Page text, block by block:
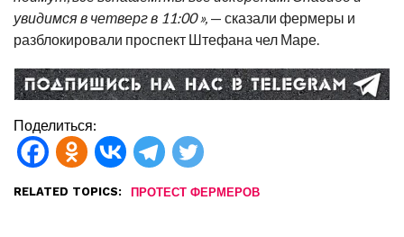
увидимся в четверг в 11:00 », — сказали фермеры и
разблокировали проспект Штефана чел Маре.
Поделиться:
RELATED TOPICS: ПРОТЕСТ ФЕРМЕРОВ